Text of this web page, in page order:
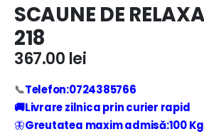
SCAUNE DE
218
367.00 lei
📞Telefon:0724385766
🚚Livrare zilnica prin curier rapid
🦋Greutatea maxim admisă:100